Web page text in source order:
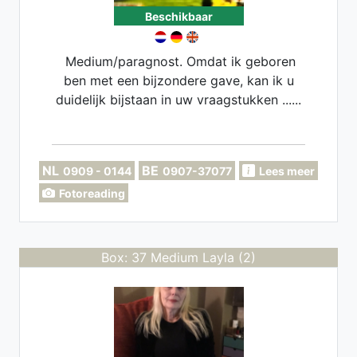
Beschikbaar
Medium/paragnost. Omdat ik geboren
ben met een bijzondere gave, kan ik u
duidelijk bijstaan in uw vraagstukken ......
NL 0909 - 0144 BE 0907-37077
Lees meer
Fotoreading
Box: 37 Medium Layla (2)